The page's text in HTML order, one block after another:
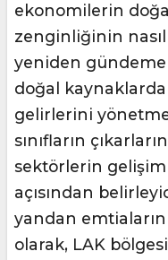
ekonomilerin
zenginliğinin
yeniden gündeme
doğal
gelirlerini
sınıfların
sektörlerin
açısından
yandan
olarak, LAK